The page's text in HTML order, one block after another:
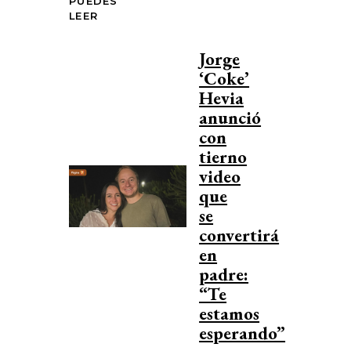
LEER
Jorge
‘Coke’
Hevia
anunció
con
tierno
video
que
se
convertirá
en
padre:
“Te
estamos
esperando”